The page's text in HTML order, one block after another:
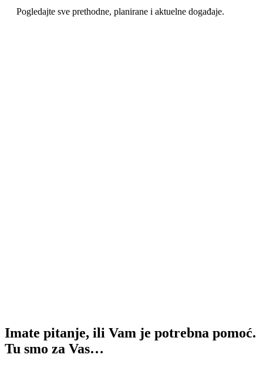
Pogledajte sve prethodne, planirane i aktuelne događaje.
Imate pitanje, ili Vam je potrebna pomoć.
Tu smo za Vas…